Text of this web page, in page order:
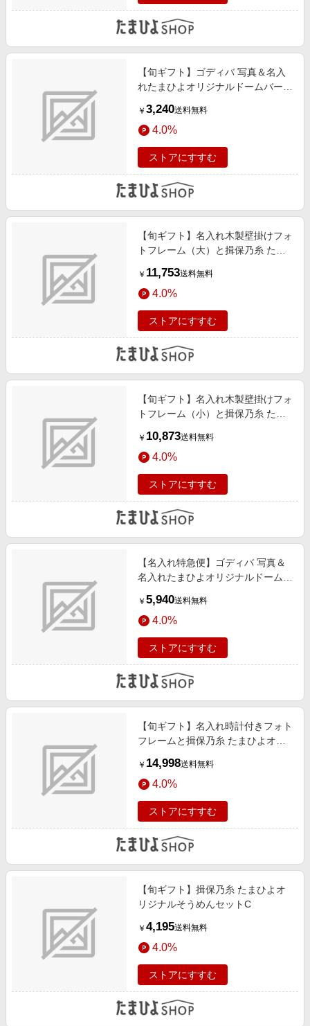
【旬ギフト】ゴディバ 写真＆名入
れたまひよオリジナルドームバーム
￥ 3,240送料無料
4.0%
ストアにすすむ
【旬ギフト】名入れ木製壁掛けフォ
トフレーム（大）と揖保乃糸 たま
￥ 11,753送料無料
4.0%
ストアにすすむ
【旬ギフト】名入れ木製壁掛けフォ
トフレーム（小）と揖保乃糸 たま
￥ 10,873送料無料
4.0%
ストアにすすむ
【名入れ特急便】ゴディバ 写真＆
名入れたまひよオリジナルドームバ
￥ 5,940送料無料
4.0%
ストアにすすむ
【旬ギフト】名入れ時計付きフォト
フレームと揖保乃糸 たまひよオリ
￥ 14,998送料無料
4.0%
ストアにすすむ
【旬ギフト】揖保乃糸 たまひよオ
リジナルそうめんセットC
￥ 4,195送料無料
4.0%
ストアにすすむ